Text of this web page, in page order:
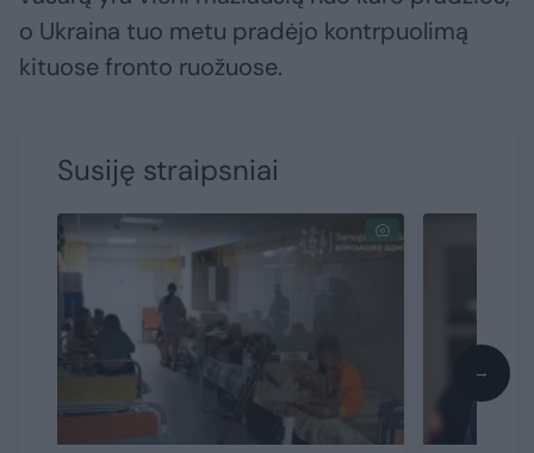
o Ukraina tuo metu pradėjo kontrpuolimą
kituose fronto ruožuose.
Susiję straipsniai
→